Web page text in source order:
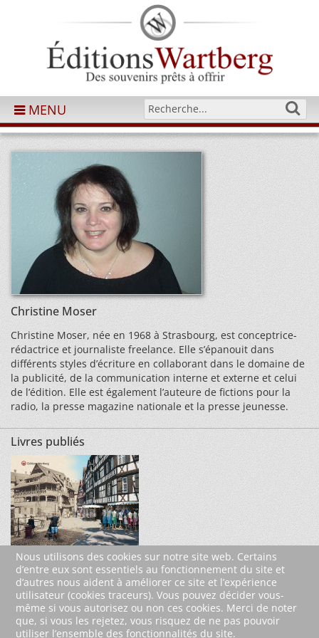
MENU
Christine Moser
Christine Moser, née en 1968 à Strasbourg, est conceptrice-
rédactrice et journaliste freelance. Elle s’épanouit dans
différents styles d’écriture en collaborant dans le domaine de
la publicité, de la communication interne et externe et celui
de l’édition. Elle est également l’auteure de fictions pour la
radio, la presse magazine nationale et la presse jeunesse.
Livres publiés
retour
Nous utilisons des cookies sur notre site web. Certains
d’entre eux sont essentiels au fonctionnement du site et
d’autres nous aident à améliorer ce site et l’expérience
utilisateur (cookies traceurs). Vous pouvez décider vous-
même si vous autorisez ou non ces cookies. Merci de noter
que, si vous les rejetez, vous risquez de ne pas pouvoir
utiliser l’ensemble des fonctionnalités du site.